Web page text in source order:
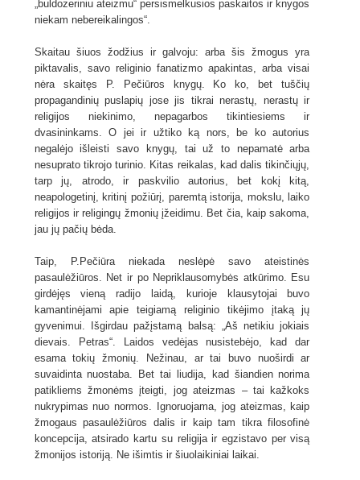
„buldozeriniu ateizmu“ persismelkusios paskaitos ir knygos
niekam nebereikalingos“.
Skaitau šiuos žodžius ir galvoju: arba šis žmogus yra
piktavalis, savo religinio fanatizmo apakintas, arba visai
nėra skaitęs P. Pečiūros knygų. Ko ko, bet tuščių
propagandinių puslapių jose jis tikrai nerastų, nerastų ir
religijos niekinimo, nepagarbos tikintiesiems ir
dvasininkams. O jei ir užtiko ką nors, be ko autorius
negalėjo išleisti savo knygų, tai už to nepamatė arba
nesuprato tikrojo turinio. Kitas reikalas, kad dalis tikinčiųjų,
tarp jų, atrodo, ir paskvilio autorius, bet kokį kitą,
neapologetinį, kritinį požiūrį, paremtą istorija, mokslu, laiko
religijos ir religingų žmonių įžeidimu. Bet čia, kaip sakoma,
jau jų pačių bėda.
Taip, P.Pečiūra niekada neslėpė savo ateistinės
pasaulėžiūros. Net ir po Nepriklausomybės atkūrimo. Esu
girdėjęs vieną radijo laidą, kurioje klausytojai buvo
kamantinėjami apie teigiamą religinio tikėjimo įtaką jų
gyvenimui. Išgirdau pažįstamą balsą: „Aš netikiu jokiais
dievais. Petras“. Laidos vedėjas nusistebėjo, kad dar
esama tokių žmonių. Nežinau, ar tai buvo nuoširdi ar
suvaidinta nuostaba. Bet tai liudija, kad šiandien norima
patikliems žmonėms įteigti, jog ateizmas – tai kažkoks
nukrypimas nuo normos. Ignoruojama, jog ateizmas, kaip
žmogaus pasaulėžiūros dalis ir kaip tam tikra filosofinė
koncepcija, atsirado kartu su religija ir egzistavo per visą
žmonijos istoriją. Ne išimtis ir šiuolaikiniai laikai.